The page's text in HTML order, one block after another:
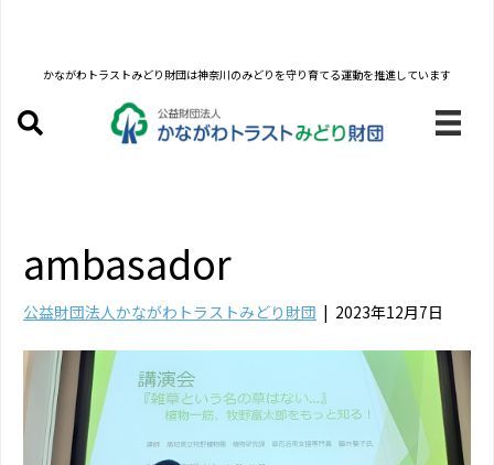
かながわトラストみどり財団は神奈川のみどりを守り育てる運動を推進しています
ambasador
公益財団法人かながわトラストみどり財団 | 2023年12月7日